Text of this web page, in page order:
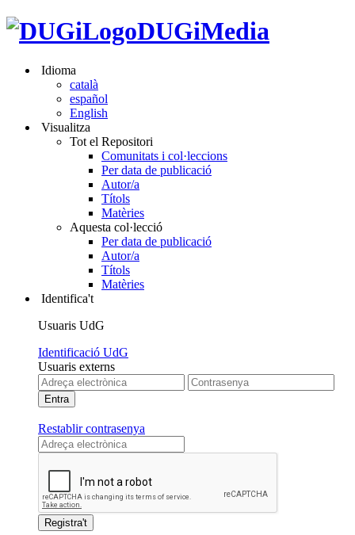
DUGiMedia
Idioma
català
español
English
Visualitza
Tot el Repositori
Comunitats i col·leccions
Per data de publicació
Autor/a
Títols
Matèries
Aquesta col·lecció
Per data de publicació
Autor/a
Títols
Matèries
Identifica't
Usuaris UdG
Identificació UdG
Usuaris externs
Restablir contrasenya